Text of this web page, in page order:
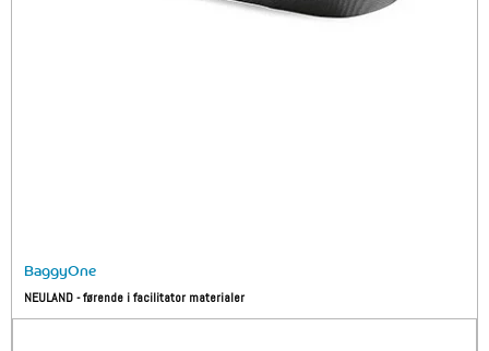
BaggyOne
NEULAND - førende i facilitator materialer